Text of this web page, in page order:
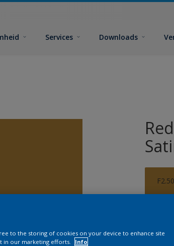
Services Downloads
to the storing of cookies on your device to enhance site
in our marketing efforts.
Info